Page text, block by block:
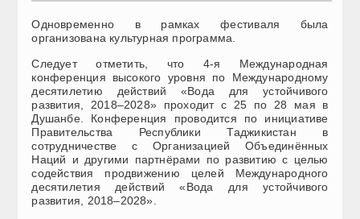
Одновременно в рамках фестиваля была
организована культурная программа.
Следует отметить, что 4-я Международная
конференция высокого уровня по Международному
десятилетию действий «Вода для устойчивого
развития, 2018–2028» проходит с 25 по 28 мая в
Душанбе. Конференция проводится по инициативе
Правительства Республики Таджикистан в
сотрудничестве с Организацией Объединённых
Наций и другими партнёрами по развитию с целью
содействия продвижению целей Международного
десятилетия действий «Вода для устойчивого
развития, 2018–2028».